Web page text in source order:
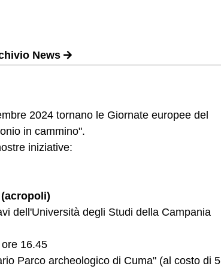
News
2024 tornano le Giornate europee del
in cammino".
iniziative:
dell'Università degli Studi della Campania
16.45
Parco archeologico di Cuma" (al costo di 5